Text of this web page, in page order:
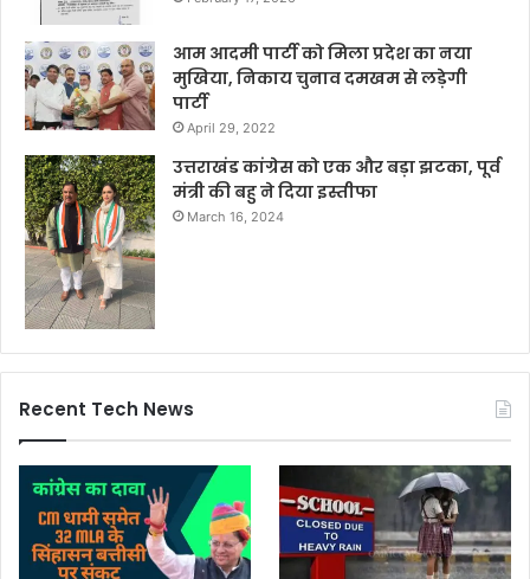
आम आदमी पार्टी को मिला प्रदेश का नया
मुखिया, निकाय चुनाव दमखम से लड़ेगी
पार्टी
April 29, 2022
उत्तराखंड कांग्रेस को एक और बड़ा झटका, पूर्व
मंत्री की बहु ने दिया इस्तीफा
March 16, 2024
Recent Tech News